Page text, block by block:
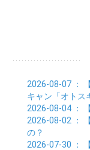
01月 (7)
02月 (3)
01月 (6)
03月 (6)
02月 (9)
01月 (11)
06月 (2)
2026-08-07 ：
キャン「オトス
2026-08-04 ：
2026-08-02 ：
の？
2026-07-30 ：